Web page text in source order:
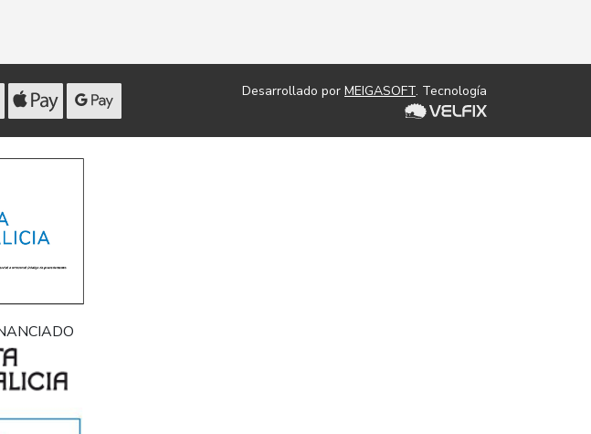
Desarrollado por MEIGASOFT. Tecnología